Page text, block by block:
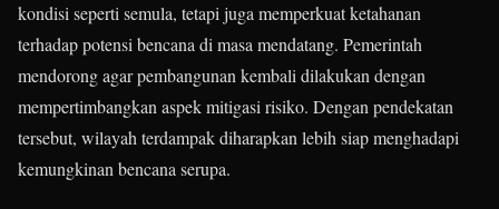
kondisi seperti semula, tetapi juga memperkuat ketahanan
terhadap potensi bencana di masa mendatang. Pemerintah
mendorong agar pembangunan kembali dilakukan dengan
mempertimbangkan aspek mitigasi risiko. Dengan pendekatan
tersebut, wilayah terdampak diharapkan lebih siap menghadapi
kemungkinan bencana serupa.